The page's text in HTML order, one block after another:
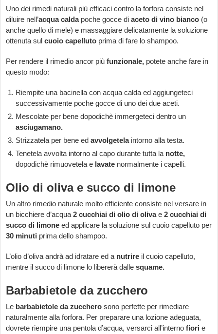
Uno dei rimedi naturali più efficaci contro la forfora consiste nel
diluire nell’acqua caldapoche gocce diaceto di vino bianco (o
anche quello di mele) e massaggiare delicatamente la soluzione
ottenuta sul cuoio capelluto prima di fare lo shampoo.
Per rendere il rimedio ancor più funzionale, potete anche fare in
questo modo:
Riempite una bacinella con acqua calda ed aggiungeteci
successivamente poche gocce di uno dei due aceti.
Mescolate per bene dopodichè immergeteci dentro un
asciugamano.
Strizzatela per bene edavvolgetelaintorno alla testa.
Tenetela avvolta intorno al capo durante tutta la notte,
dopodichè rimuovetela e lavate normalmente i capelli.
Olio di oliva e succo di limone
Un altro rimedio naturale molto efficiente consiste nel versare in
un bicchiere d’acqua 2 cucchiai di olio di olivae2 cucchiai di
succo di limone ed applicare la soluzione sul cuoio capelluto per
30 minuti prima dello shampoo.
L’olio d’oliva andrà ad idratare ed a nutrire il cuoio capelluto,
mentre il succo di limone lo libererà dallesquame.
Barbabietole da zucchero
Le barbabietole da zuccherosono perfette per rimediare
naturalmente alla forfora. Per preparare una lozione adeguata,
dovrete riempire una pentola d’acqua, versarci all’interno fiorie